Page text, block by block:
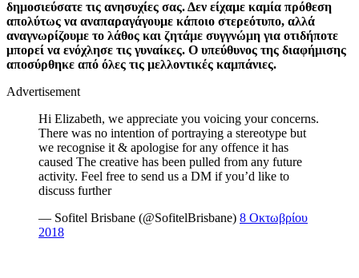
δημοσιεύσατε τις ανησυχίες σας. Δεν είχαμε καμία πρόθεση
απολύτως να αναπαραγάγουμε κάποιο στερεότυπο, αλλά
αναγνωρίζουμε το λάθος και ζητάμε συγγνώμη για οτιδήποτε
μπορεί να ενόχλησε τις γυναίκες. Ο υπεύθυνος της διαφήμισης
αποσύρθηκε από όλες τις μελλοντικές καμπάνιες.
Advertisement
Hi Elizabeth, we appreciate you voicing your concerns.
There was no intention of portraying a stereotype but
we recognise it & apologise for any offence it has
caused The creative has been pulled from any future
activity. Feel free to send us a DM if you’d like to
discuss further
— Sofitel Brisbane (@SofitelBrisbane) 8 Οκτωβρίου
2018